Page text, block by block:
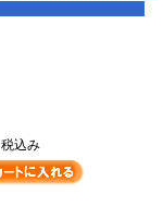
税込み